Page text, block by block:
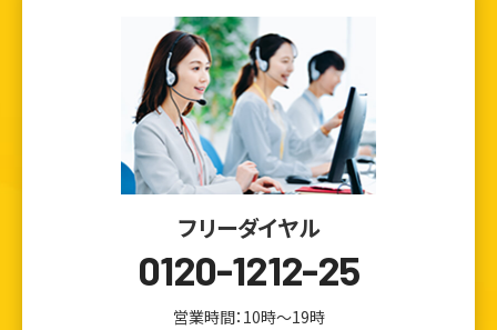
フリーダイヤル
0120-1212-25
営業時間：10時～19時